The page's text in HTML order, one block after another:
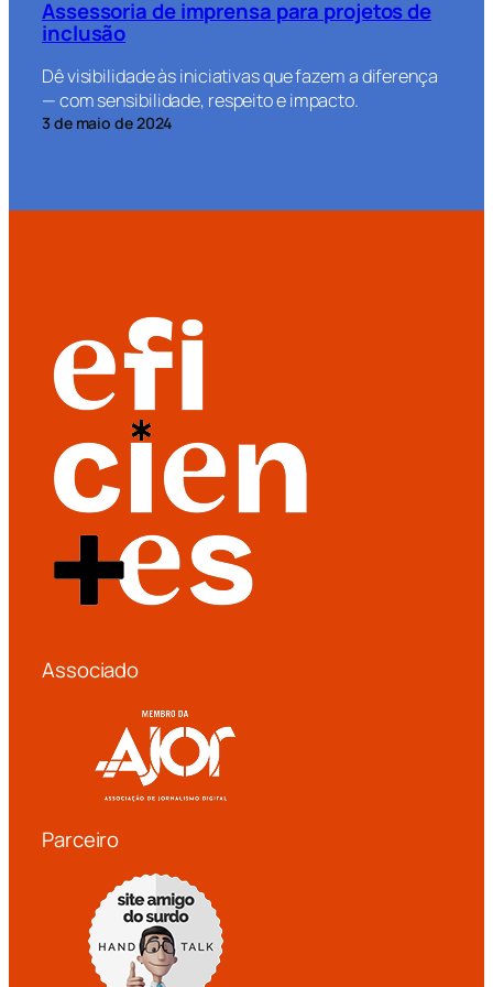
Assessoria de imprensa para projetos de
inclusão
Dê visibilidade às iniciativas que fazem a diferença
— com sensibilidade, respeito e impacto.
3 de maio de 2024
Associado
Parceiro